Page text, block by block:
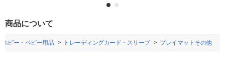
商品について
ホビー・ベビー用品 トレーディングカード・スリーブ プレイマットその他